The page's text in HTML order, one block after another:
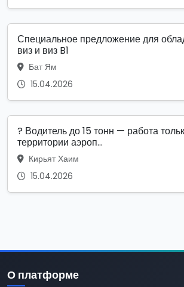
Специальное предложение для
виз и виз B1
Бат Ям
15.04.2026
? Водитель до 15 тонн — работа
территории аэроп...
Кирьят Хаим
15.04.2026
О платформе